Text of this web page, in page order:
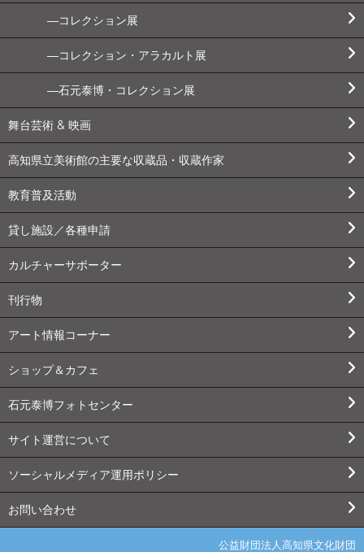
コレクション展
コレクション・アラカルト展
石元泰博・コレクション展
舞台芸術 & 映画
高知県立美術館の主要な収蔵品・収蔵作家
教育普及活動
貸し施設／各種申請
カルチャーサポーター
刊行物
アート情報コーナー
ショップ＆カフェ
石元泰博フォトセンター
サイト運営について
ソーシャルメディア運用ポリシー
お問い合わせ
公益財団法人高知県文化財団